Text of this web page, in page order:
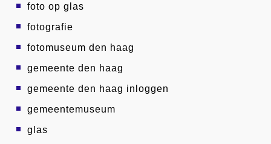
foto op glas
fotografie
fotomuseum den haag
gemeente den haag
gemeente den haag inloggen
gemeentemuseum
glas